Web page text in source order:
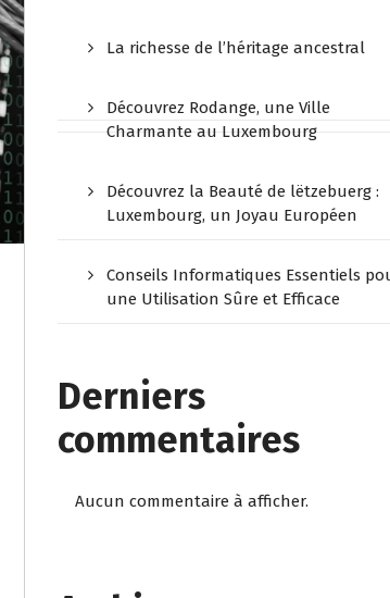
La richesse de l’héritage ancestral
Découvrez Rodange, une Ville
Charmante au Luxembourg
Découvrez la Beauté de lëtzebuerg :
Luxembourg, un Joyau Européen
Conseils Informatiques Essentiels
une Utilisation Sûre et Efficace
Derniers
commentaires
Aucun commentaire à afficher.